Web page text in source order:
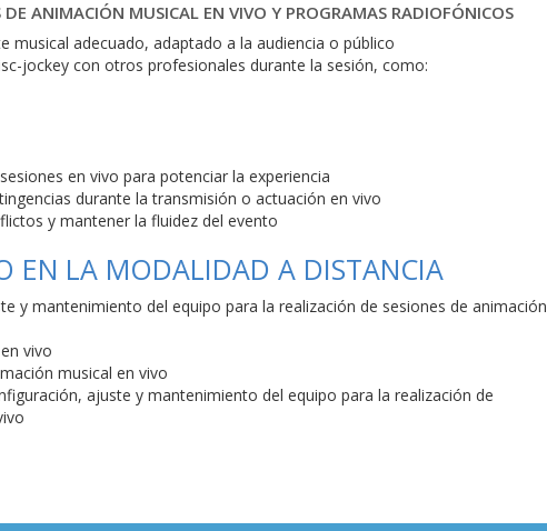
ANIMACIÓN MUSICAL EN VIVO Y PROGRAMAS RADIOFÓNICOS
musical adecuado, adaptado a la audiencia o público
jockey con otros profesionales durante la sesión, como:
en vivo para potenciar la experiencia
durante la transmisión o actuación en vivo
y mantener la fluidez del evento
EN LA MODALIDAD A DISTANCIA
y mantenimiento del equipo para la realización de sesiones de animación
vivo
musical en vivo
ajuste y mantenimiento del equipo para la realización de